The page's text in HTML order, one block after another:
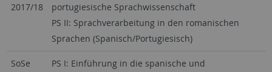
2017/18
portugiesische Sprachwissenschaft
PS II: Sprachverarbeitung in den romanischen
Sprachen (Spanisch/Portugiesisch)
SoSe
PS I: Einführung in die spanische und